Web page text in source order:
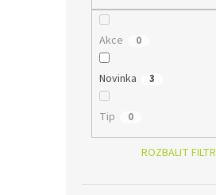
Akce 0
Novinka 3
Tip 0
ROZBALIT FILTR